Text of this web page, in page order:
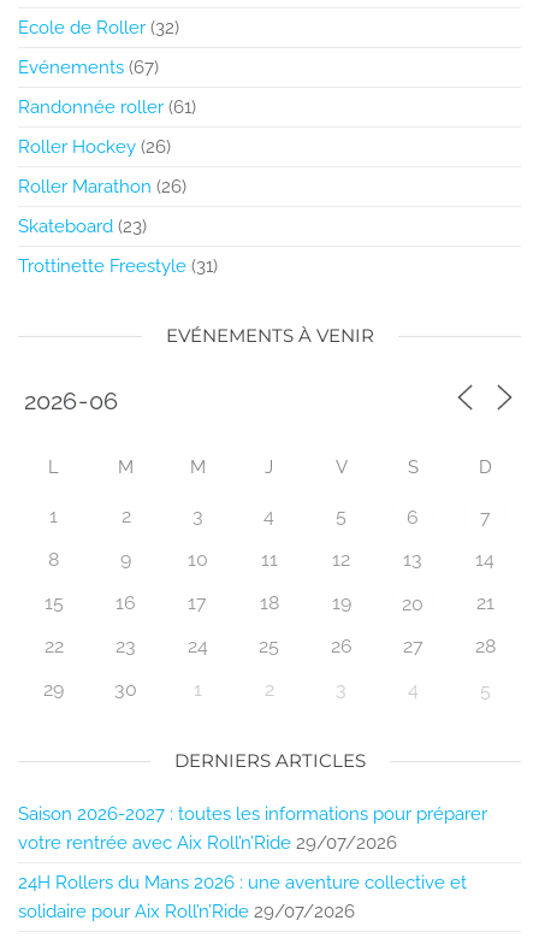
Ecole de Roller (32)
Evénements (67)
Randonnée roller (61)
Roller Hockey (26)
Roller Marathon (26)
Skateboard (23)
Trottinette Freestyle (31)
EVÉNEMENTS À VENIR
L M M J V S D
1 2 3 4 5 6
7
8
9 10 11 12 13
14
15
16 17 18 19 20
21
22
23 24 25 26 27
28
29
30 1 2 3 4 5
DERNIERS ARTICLES
Saison 2026-2027 : toutes les informations pour préparer
votre rentrée avec Aix Roll’n’Ride 29/07/2026
24H Rollers du Mans 2026 : une aventure collective et
solidaire pour Aix Roll’n’Ride 29/07/2026